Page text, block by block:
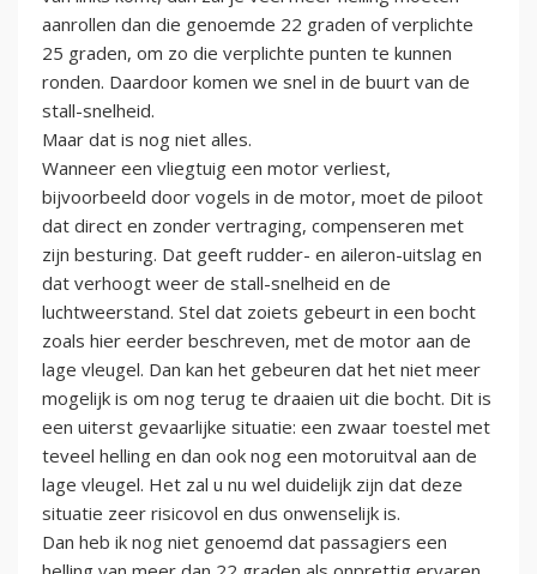
aanrollen dan die genoemde 22 graden of verplichte
25 graden, om zo die verplichte punten te kunnen
ronden. Daardoor komen we snel in de buurt van de
stall-snelheid.
Maar dat is nog niet alles.
Wanneer een vliegtuig een motor verliest,
bijvoorbeeld door vogels in de motor, moet de piloot
dat direct en zonder vertraging, compenseren met
zijn besturing. Dat geeft rudder- en aileron-uitslag en
dat verhoogt weer de stall-snelheid en de
luchtweerstand. Stel dat zoiets gebeurt in een bocht
zoals hier eerder beschreven, met de motor aan de
lage vleugel. Dan kan het gebeuren dat het niet meer
mogelijk is om nog terug te draaien uit die bocht. Dit is
een uiterst gevaarlijke situatie: een zwaar toestel met
teveel helling en dan ook nog een motoruitval aan de
lage vleugel. Het zal u nu wel duidelijk zijn dat deze
situatie zeer risicovol en dus onwenselijk is.
Dan heb ik nog niet genoemd dat passagiers een